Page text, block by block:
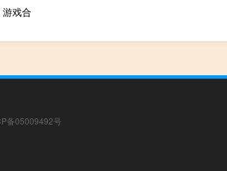
戏合
备05009492号